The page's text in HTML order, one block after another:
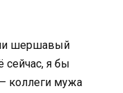
шершавый
сейчас, я бы
коллеги мужа